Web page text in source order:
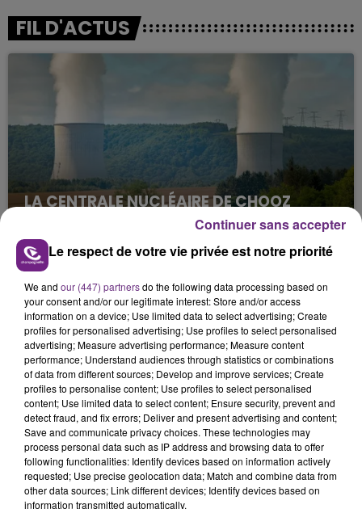
FIL D'ACTUS
LA CENTRALE NUCLÉAIRE DE CHOOZ
Cela fait déjà une semaine que la centrale
nucléaire ardennaise est à l'arrêt. Une situation
justifiée par la sécheresse intense qui est toujours
présente.
LE MAGASIN JOUÉCLUB DE REIMS FERME
SES PORTES
C'était l'une des institutions du centre-ville
rémois. Le magasin JouéClub est contraint de
fermer ses portes.
TITRES DIFFUSÉS
Le respect de votre vie privée est notre priorité
We and our (447) partnersdo the following data processing based on
your consent and/or our legitimate interest: Store and/or access
information on a device; Use limited data to select advertising; Create
profiles for personalised advertising; Use profiles to select personalised
advertising; Measure advertising performance; Measure content
performance; Understand audiences through statistics or combinations
of data from different sources; Develop and improve services; Create
profiles to personalise content; Use profiles to select personalised
content; Use limited data to select content; Ensure security, prevent and
detect fraud, and fix errors; Deliver and present advertising and content;
Save and communicate privacy choices. These technologies may
process personal data such as IP address and browsing data to offer
following functionalities: Identify devices based on information actively
requested; Use precise geolocation data; Match and combine data from
other data sources; Link different devices; Identify devices based on
information transmitted automatically.
Continuer sans accepter